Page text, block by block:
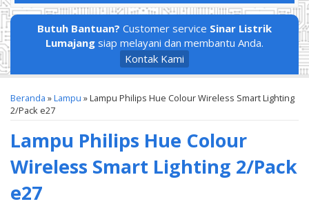
Butuh Bantuan? Customer service Sinar Listrik
Lumajang siap melayani dan membantu Anda.
Kontak Kami
Beranda »Lampu »Lampu Philips Hue Colour Wireless Smart Lighting
2/Pack e27
Lampu Philips Hue Colour
Wireless Smart Lighting 2/Pack
e27